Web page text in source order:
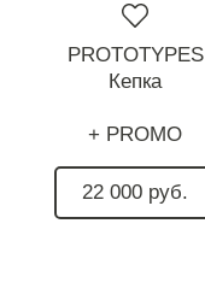
PROTOTYPES
Кепка
+ PROMO
22 000 руб.